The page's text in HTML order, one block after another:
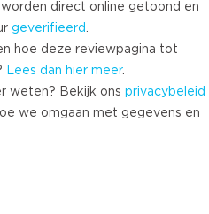
direct online getoond en
geverifieerd.
hoe deze reviewpagina tot
Lees dan hier meer.
weten? Bekijk ons privacybeleid
we omgaan met gegevens en